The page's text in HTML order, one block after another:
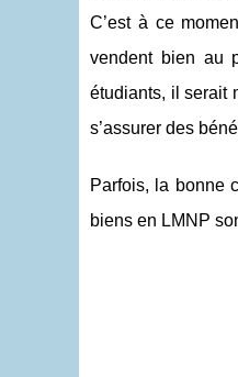
C’est à ce
vendent bien au
étudiants, il serait
s’assurer des
Parfois, la bonne
biens en LMNP